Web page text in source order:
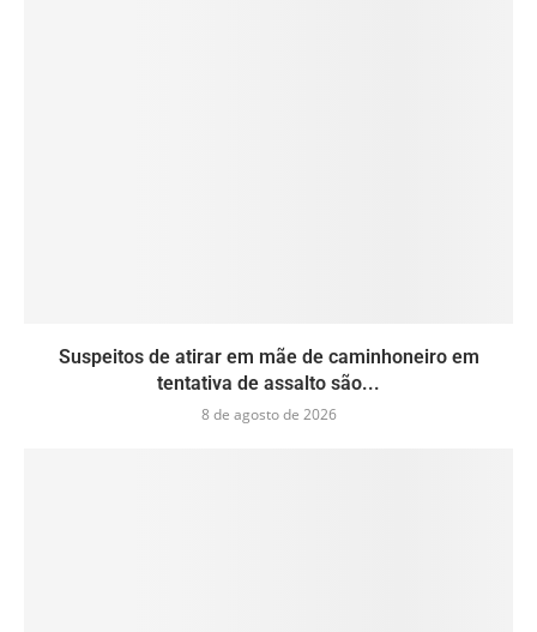
Suspeitos de atirar em mãe de caminhoneiro em
tentativa de assalto são...
8 de agosto de 2026